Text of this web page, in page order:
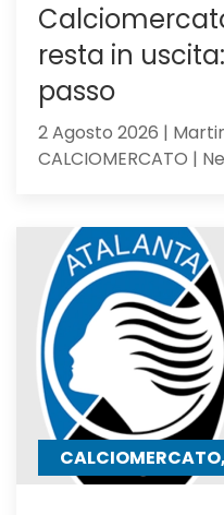
resta in
passo
2 Agosto 2026 |
CALCIOMERCATO |